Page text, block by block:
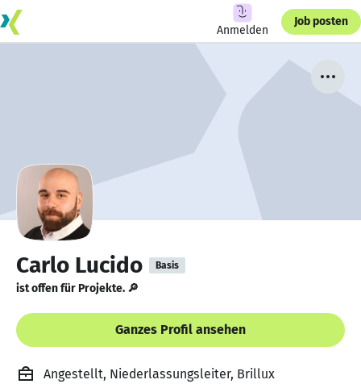
Anmelden
Job posten
Carlo Lucido Basis
ist offen für Projekte. 🔎
Ganzes Profil ansehen
Angestellt, Niederlassungsleiter, Brillux